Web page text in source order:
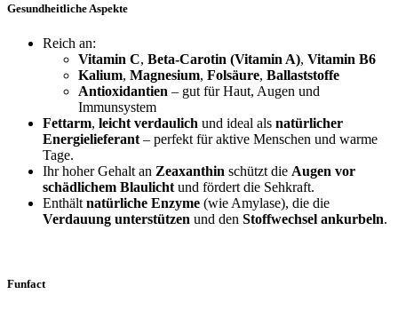
Gesundheitliche Aspekte
Reich an:
Vitamin C, Beta-Carotin (Vitamin A), Vitamin B6
Kalium, Magnesium, Folsäure, Ballaststoffe
Antioxidantien – gut für Haut, Augen und
Immunsystem
Fettarm, leicht verdaulich und ideal als natürlicher
Energielieferant – perfekt für aktive Menschen und warme
Tage.
Ihr hoher Gehalt an Zeaxanthin schützt die Augen vor
schädlichem Blaulicht und fördert die Sehkraft.
Enthält natürliche Enzyme (wie Amylase), die die
Verdauung unterstützen und den Stoffwechsel ankurbeln.
Funfact